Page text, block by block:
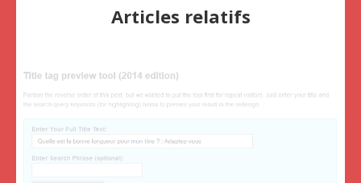
Articles relatifs